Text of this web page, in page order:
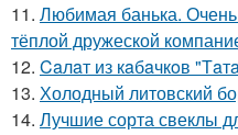
11. Любимая банька. Очень
тёплой дружеской
12. Caлaт из кaбaчкoв
13. Холодный литовский
14. Лучшие сорта свеклы